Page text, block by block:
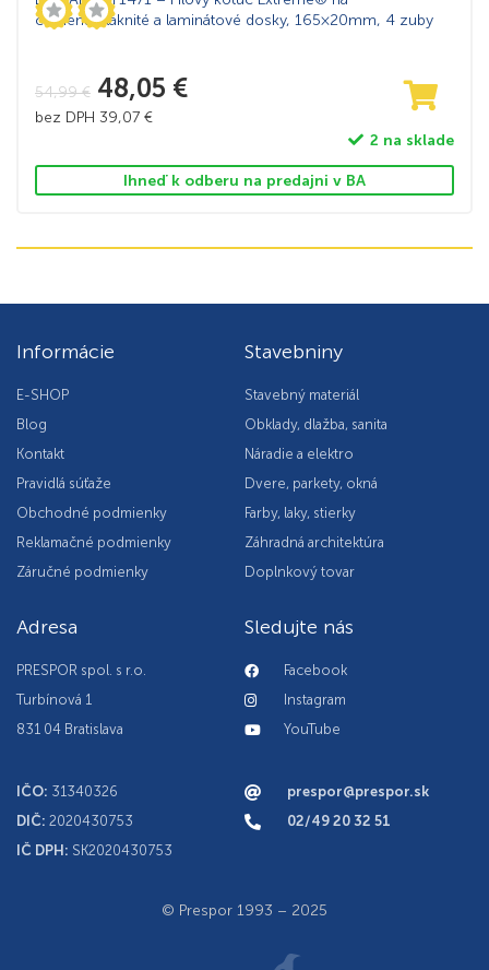
cementovláknité a laminátové dosky, 165×20mm, 4 zuby
54,99€ 48,05 €
bez DPH 39,07 €
2 na sklade
Ihneď k odberu na predajni v BA
Informácie
E-SHOP
Blog
Kontakt
Pravidlá súťaže
Obchodné podmienky
Reklamačné podmienky
Záručné podmienky
Stavebniny
Stavebný materiál
Obklady, dlažba, sanita
Náradie a elektro
Dvere, parkety, okná
Farby, laky, stierky
Záhradná architektúra
Doplnkový tovar
Adresa
PRESPOR spol. s r.o.
Turbínová 1
831 04 Bratislava
IČO: 31340326
DIČ: 2020430753
IČ DPH: SK2020430753
Sledujte nás
Facebook
Instagram
YouTube
prespor@prespor.sk
02/49 20 32 51
© Prespor 1993 – 2025